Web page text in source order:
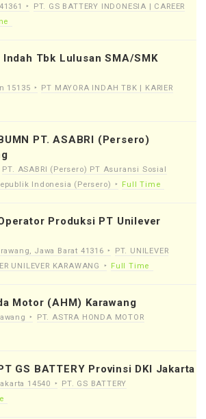
PT. GS BATTERY INDONESIA | CAREER
Tbk Lulusan SMA/SMK
15135
PT MAYORA INDAH TBK | KARIER
PT. ASABRI (Persero)
PT. ASABRI (Persero) PT Asuransi Sosial
Indonesia (Persero)
Full Time
Produksi PT Unilever
Jawa Barat 41316
PT. UNILEVER
UNILEVER KARAWANG
Full Time
Motor (AHM) Karawang
PT. ASTRA HONDA MOTOR
GS BATTERY Provinsi DKI Jakarta
14540
PT. GS BATTERY